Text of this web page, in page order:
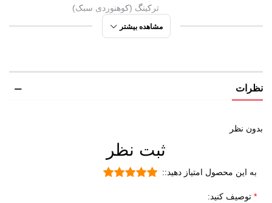
ترکینگ (کوهنوردی سبک)
روزمره
شهری
راحتی
دره نوردی
مشاهده بیشتر
نظرات
بدون نظر
ثبت نظر
به این محصول امتیاز دهید::
توصیف کنید: